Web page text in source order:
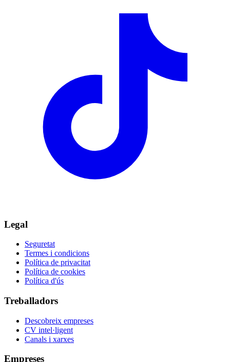
Legal
Seguretat
Termes i condicions
Política de privacitat
Política de cookies
Política d'ús
Treballadors
Descobreix empreses
CV intel·ligent
Canals i xarxes
Empreses